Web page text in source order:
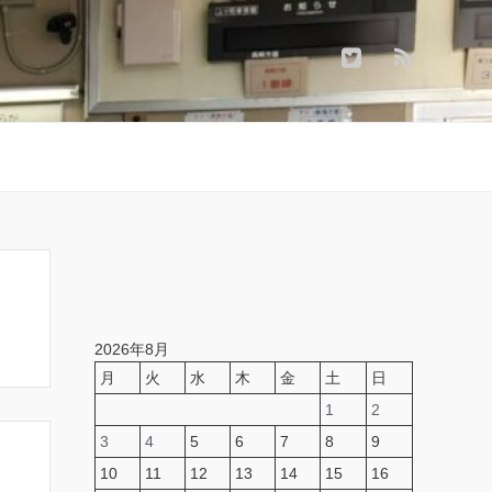
2026年8月
月
火 水 木 金 土
日
1
2
3
4 5 6 7 8
9
10
11 12 13 14 15 16